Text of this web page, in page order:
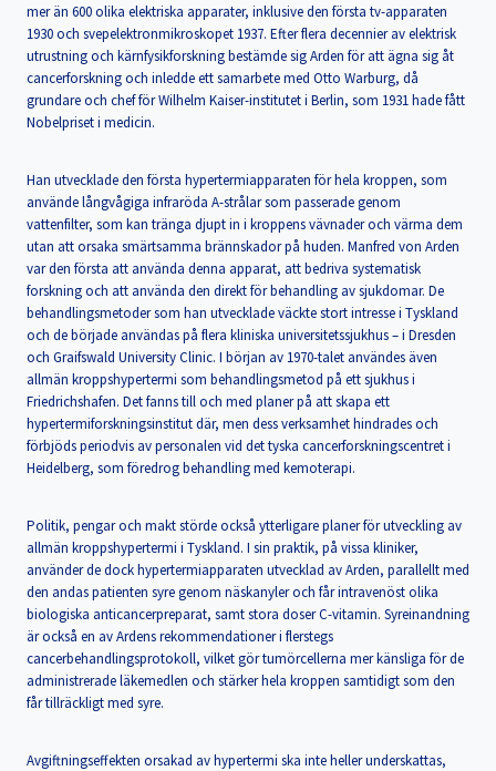
mer än 600 olika elektriska apparater, inklusive den första tv-apparaten
1930 och svepelektronmikroskopet 1937. Efter flera decennier av elektrisk
utrustning och kärnfysikforskning bestämde sig Arden för att ägna sig åt
cancerforskning och inledde ett samarbete med Otto Warburg, då
grundare och chef för Wilhelm Kaiser-institutet i Berlin, som 1931 hade fått
Nobelpriset i medicin.
Han utvecklade den första hypertermiapparaten för hela kroppen, som
använde långvågiga infraröda A-strålar som passerade genom
vattenfilter, som kan tränga djupt in i kroppens vävnader och värma dem
utan att orsaka smärtsamma brännskador på huden. Manfred von Arden
var den första att använda denna apparat, att bedriva systematisk
forskning och att använda den direkt för behandling av sjukdomar. De
behandlingsmetoder som han utvecklade väckte stort intresse i Tyskland
och de började användas på flera kliniska universitetssjukhus – i Dresden
och Graifswald University Clinic. I början av 1970-talet användes även
allmän kroppshypertermi som behandlingsmetod på ett sjukhus i
Friedrichshafen. Det fanns till och med planer på att skapa ett
hypertermiforskningsinstitut där, men dess verksamhet hindrades och
förbjöds periodvis av personalen vid det tyska cancerforskningscentret i
Heidelberg, som föredrog behandling med kemoterapi.
Politik, pengar och makt störde också ytterligare planer för utveckling av
allmän kroppshypertermi i Tyskland. I sin praktik, på vissa kliniker,
använder de dock hypertermiapparaten utvecklad av Arden, parallellt med
den andas patienten syre genom näskanyler och får intravenöst olika
biologiska anticancerpreparat, samt stora doser C-vitamin. Syreinandning
är också en av Ardens rekommendationer i flerstegs
cancerbehandlingsprotokoll, vilket gör tumörcellerna mer känsliga för de
administrerade läkemedlen och stärker hela kroppen samtidigt som den
får tillräckligt med syre.
Avgiftningseffekten orsakad av hypertermi ska inte heller underskattas,